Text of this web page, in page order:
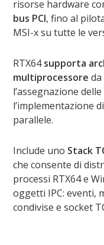
risorse hardware
bus PCI, fino al
MSI-x su tutte le
RTX64supporta
multiprocessore
l’assegnazione
l’implementazione
parallele.
Include uno Stack
che consente di
processi RTX64 e
oggetti IPC: eventi,
condivise e socket